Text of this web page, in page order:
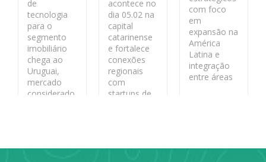
de
tecnologia
para o
segmento
imobiliário
chega ao
Uruguai,
mercado
considerado
acontece no
dia 05.02 na
capital
catarinense
e fortalece
conexões
regionais
com
startups de
com foco
em
expansão na
América
Latina e
integração
entre áreas